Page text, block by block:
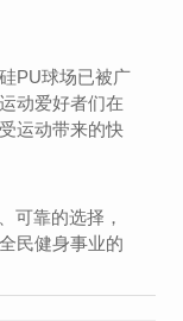
PU球场已被广
动爱好者们在
运动带来的快
可靠的选择，
民健身事业的